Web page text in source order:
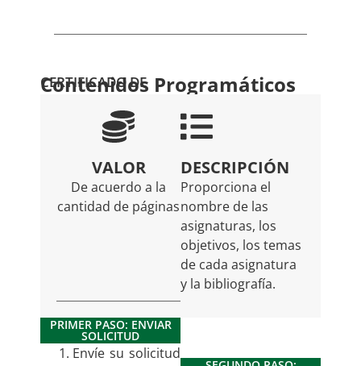
CERTIFICADO DE
Contenidos Programáticos
VALOR
De acuerdo a la
cantidad de páginas
DESCRIPCIÓN
Proporciona el
nombre de las
asignaturas, los
objetivos, los temas
de cada asignatura
y la bibliografía.
PRIMER PASO: ENVIAR
SOLICITUD
Envíe su solicitud